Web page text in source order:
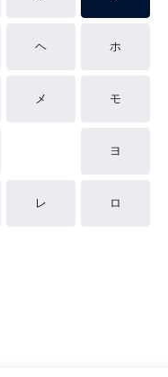
ヘ ホ
メ モ
ヨ
レ ロ